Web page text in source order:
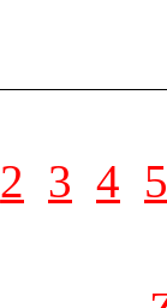
2 3 4 5